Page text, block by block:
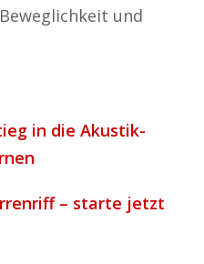
und
in die Akustik-
– starte jetzt